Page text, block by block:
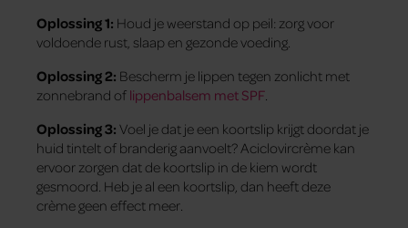
Oplossing 1: Houd je weerstand op peil: zorg voor
voldoende rust, slaap en gezonde voeding.
Oplossing 2: Bescherm je lippen tegen zonlicht met
zonnebrand of lippenbalsem met SPF.
Oplossing 3: Voel je dat je een koortslip krijgt doordat je
huid tintelt of branderig aanvoelt? Aciclovircrème kan
ervoor zorgen dat de koortslip in de kiem wordt
gesmoord. Heb je al een koortslip, dan heeft deze
crème geen effect meer.